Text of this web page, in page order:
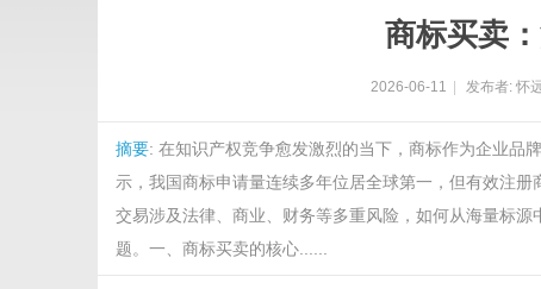
商标买卖
2026-06-11 发布者: 怀
摘要: 在知识产权竞争愈发激烈的当下，商标作为企业品
示，我国商标申请量连续多年位居全球第一，但有效注
交易涉及法律、商业、财务等多重风险，如何从海量标
题。一、商标买卖的核心......